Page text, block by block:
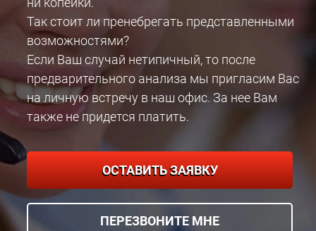
Так стоит ли пренебрегать представленными
возможностями?
Если Ваш случай нетипичный, то после
предварительного анализа мы пригласим Вас
на личную встречу в наш офис. За нее Вам
также не придется платить.
ОСТАВИТЬ ЗАЯВКУ
ПЕРЕЗВОНИТЕ МНЕ